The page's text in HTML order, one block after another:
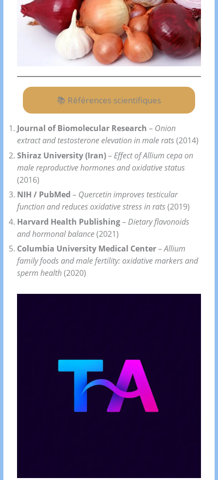
📚 Références scientifiques
Journal of Biomolecular Research – Onion
extract and testosterone elevation in male rats(2014)
Shiraz University (Iran)–Effect of Allium cepa on
male reproductive hormones and oxidative status
(2016)
NIH / PubMed – Quercetin improves testicular
function and reduces oxidative stress in rats(2019)
Harvard Health Publishing–Dietary flavonoids
and hormonal balance(2021)
Columbia University Medical Center–Allium
family foods and male fertility: oxidative markers and
sperm health(2020)